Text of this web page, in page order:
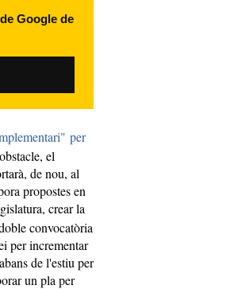
Google de
per
el
de nou, al
propostes en
crear la
convocatòria
per incrementar
de l'estiu per
un pla per